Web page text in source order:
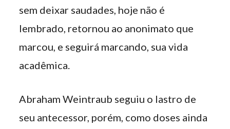
sem deixar saudades, hoje não é
lembrado, retornou ao anonimato que
marcou, e seguirá marcando, sua vida
acadêmica.
Abraham Weintraub seguiu o lastro de
seu antecessor, porém, como doses ainda